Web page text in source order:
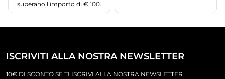
superano l’importo di € 100.
ISCRIVITI ALLA NOSTRA NEWSLETTER
10€ DI SCONTO SE TI ISCRIVI ALLA NOSTRA NEWSLETTER